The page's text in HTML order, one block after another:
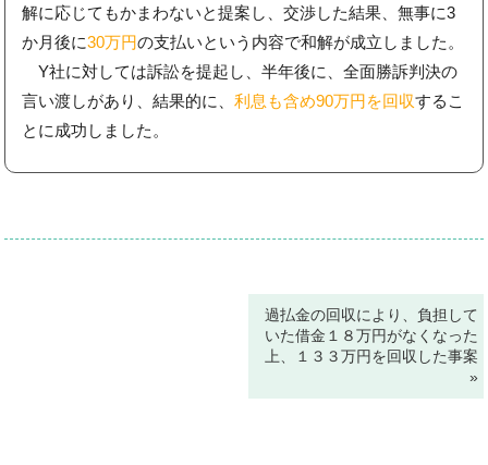
解に応じてもかまわないと提案し、交渉した結果、無事に3
か月後に30万円の支払いという内容で和解が成立しました。
Y社に対しては訴訟を提起し、半年後に、全面勝訴判決の
言い渡しがあり、結果的に、利息も含め90万円を回収するこ
とに成功しました。
過払金の回収により、負担して
いた借金１８万円がなくなった
上、１３３万円を回収した事案
»